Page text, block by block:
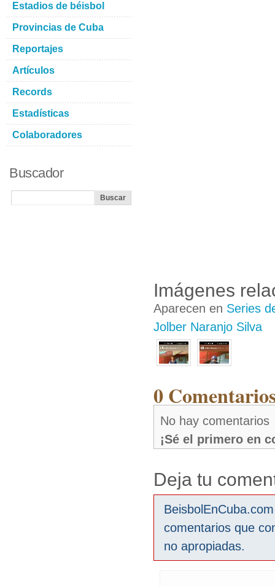
Imágenes
Aparecen en Series
Jolber Naranjo Silva
0
No hay comentarios
¡Sé el primero en
Deja tu
comentarios que
no apropiadas.
Estadios de béisbol
Provincias de Cuba
Reportajes
Artículos
Records
Estadísticas
Colaboradores
Buscador